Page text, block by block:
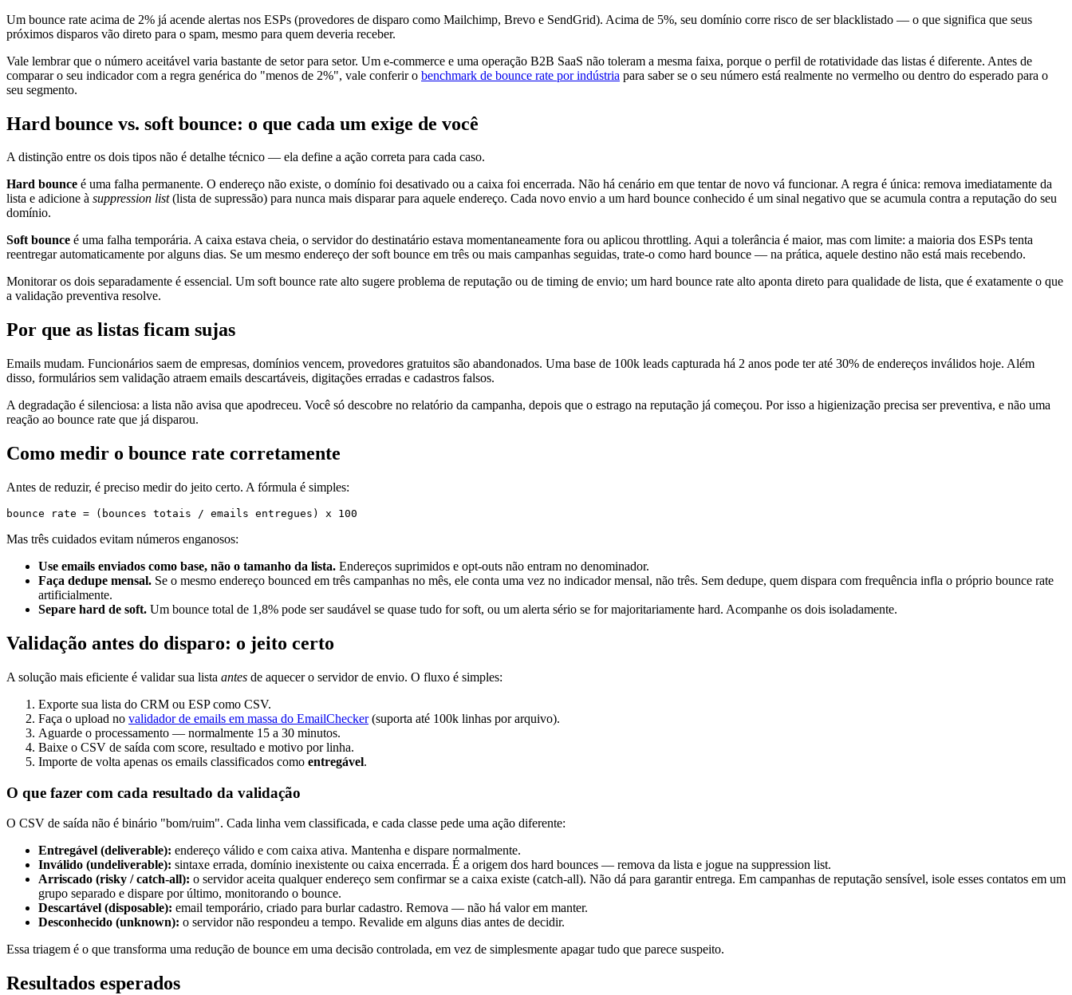
Um bounce rate acima de 2% já acende alertas nos ESPs (provedores de disparo como Mailchimp, Brevo e SendGrid). Acima de 5%, seu domínio corre risco de ser blacklistado — o que significa que seus
próximos disparos vão direto para o spam, mesmo para quem deveria receber.
Vale lembrar que o número aceitável varia bastante de setor para setor. Um e-commerce e uma operação B2B SaaS não toleram a mesma faixa, porque o perfil de rotatividade das listas é diferente. Antes de
comparar o seu indicador com a regra genérica do "menos de 2%", vale conferir o benchmark de bounce rate por indústria para saber se o seu número está realmente no vermelho ou dentro do esperado para o
seu segmento.
Hard bounce vs. soft bounce: o que cada um exige de você
A distinção entre os dois tipos não é detalhe técnico — ela define a ação correta para cada caso.
Hard bounce é uma falha permanente. O endereço não existe, o domínio foi desativado ou a caixa foi encerrada. Não há cenário em que tentar de novo vá funcionar. A regra é única: remova imediatamente da
lista e adicione à suppression list(lista de supressão) para nunca mais disparar para aquele endereço. Cada novo envio a um hard bounce conhecido é um sinal negativo que se acumula contra a reputação do seu
domínio.
Soft bounce é uma falha temporária. A caixa estava cheia, o servidor do destinatário estava momentaneamente fora ou aplicou throttling. Aqui a tolerância é maior, mas com limite: a maioria dos ESPs tenta
reentregar automaticamente por alguns dias. Se um mesmo endereço der soft bounce em três ou mais campanhas seguidas, trate-o como hard bounce — na prática, aquele destino não está mais recebendo.
Monitorar os dois separadamente é essencial. Um soft bounce rate alto sugere problema de reputação ou de timing de envio; um hard bounce rate alto aponta direto para qualidade de lista, que é exatamente o que
a validação preventiva resolve.
Por que as listas ficam sujas
Emails mudam. Funcionários saem de empresas, domínios vencem, provedores gratuitos são abandonados. Uma base de 100k leads capturada há 2 anos pode ter até 30% de endereços inválidos hoje. Além
disso, formulários sem validação atraem emails descartáveis, digitações erradas e cadastros falsos.
A degradação é silenciosa: a lista não avisa que apodreceu. Você só descobre no relatório da campanha, depois que o estrago na reputação já começou. Por isso a higienização precisa ser preventiva, e não uma
reação ao bounce rate que já disparou.
Como medir o bounce rate corretamente
Antes de reduzir, é preciso medir do jeito certo. A fórmula é simples:
Mas três cuidados evitam números enganosos:
Use emails enviados como base, não o tamanho da lista. Endereços suprimidos e opt-outs não entram no denominador.
Faça dedupe mensal. Se o mesmo endereço bounced em três campanhas no mês, ele conta uma vez no indicador mensal, não três. Sem dedupe, quem dispara com frequência infla o próprio bounce rate
artificialmente.
Separe hard de soft. Um bounce total de 1,8% pode ser saudável se quase tudo for soft, ou um alerta sério se for majoritariamente hard. Acompanhe os dois isoladamente.
Validação antes do disparo: o jeito certo
A solução mais eficiente é validar sua lista antes de aquecer o servidor de envio. O fluxo é simples:
Exporte sua lista do CRM ou ESP como CSV.
Faça o upload no validador de emails em massa do EmailChecker(suporta até 100k linhas por arquivo).
Aguarde o processamento — normalmente 15 a 30 minutos.
Baixe o CSV de saída com score, resultado e motivo por linha.
Importe de volta apenas os emails classificados como entregável.
O que fazer com cada resultado da validação
O CSV de saída não é binário "bom/ruim". Cada linha vem classificada, e cada classe pede uma ação diferente:
Entregável (deliverable): endereço válido e com caixa ativa. Mantenha e dispare normalmente.
Inválido (undeliverable): sintaxe errada, domínio inexistente ou caixa encerrada. É a origem dos hard bounces — remova da lista e jogue na suppression list.
Arriscado (risky / catch-all): o servidor aceita qualquer endereço sem confirmar se a caixa existe (catch-all). Não dá para garantir entrega. Em campanhas de reputação sensível, isole esses contatos em um
grupo separado e dispare por último, monitorando o bounce.
Descartável (disposable): email temporário, criado para burlar cadastro. Remova — não há valor em manter.
Desconhecido (unknown): o servidor não respondeu a tempo. Revalide em alguns dias antes de decidir.
Essa triagem é o que transforma uma redução de bounce em uma decisão controlada, em vez de simplesmente apagar tudo que parece suspeito.
Resultados esperados